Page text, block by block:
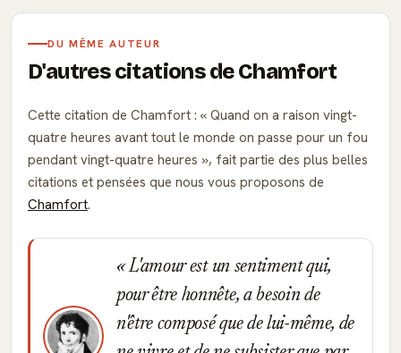
DU MÊME AUTEUR
D'autres citations de Chamfort
Cette citation de Chamfort :
Quand on a raison vingt-
quatre heures avant tout le monde on passe pour un fou
pendant vingt-quatre heures
, fait partie des plus belles
citations et pensées que nous vous proposons de
Chamfort.
L'amour est un sentiment qui,
pour être honnête, a besoin de
n'être composé que de lui-même, de